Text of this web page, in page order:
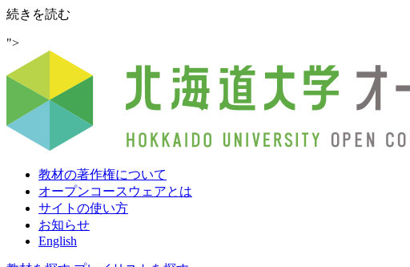
続きを読む
規
制
材
育
事
業
オ
ー
プ
ン
">
教材の著作権について
オープンコースウェアとは
サイトの使い方
お知らせ
English